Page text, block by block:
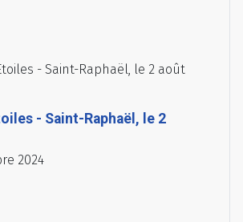
- Saint-Raphaël, le 2
2024